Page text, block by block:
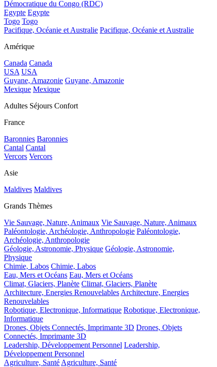
Démocratique du Congo (RDC)
Egypte Egypte
Togo Togo
Pacifique, Océanie et Australie Pacifique, Océanie et Australie
Amérique
Canada Canada
USA USA
Guyane, Amazonie Guyane, Amazonie
Mexique Mexique
Adultes Séjours Confort
France
Baronnies Baronnies
Cantal Cantal
Vercors Vercors
Asie
Maldives Maldives
Grands Thèmes
Vie Sauvage, Nature, Animaux Vie Sauvage, Nature, Animaux
Paléontologie, Archéologie, Anthropologie Paléontologie,
Archéologie, Anthropologie
Géologie, Astronomie, Physique Géologie, Astronomie,
Physique
Chimie, Labos Chimie, Labos
Eau, Mers et Océans Eau, Mers et Océans
Climat, Glaciers, Planète Climat, Glaciers, Planète
Architecture, Energies Renouvelables Architecture, Energies
Renouvelables
Robotique, Electronique, Informatique Robotique, Electronique,
Informatique
Drones, Objets Connectés, Imprimante 3D Drones, Objets
Connectés, Imprimante 3D
Leadership, Développement Personnel Leadership,
Développement Personnel
Agriculture, Santé Agriculture, Santé